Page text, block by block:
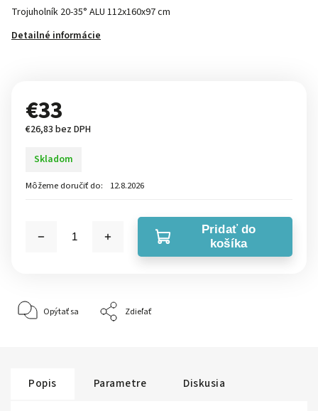
Trojuholník 20-35° ALU 112x160x97 cm
Detailné informácie
€33
€26,83 bez DPH
Skladom
Môžeme doručiť do: 12.8.2026
Pridať do
košíka
Opýtať sa Zdieľať
Popis Parametre Diskusia